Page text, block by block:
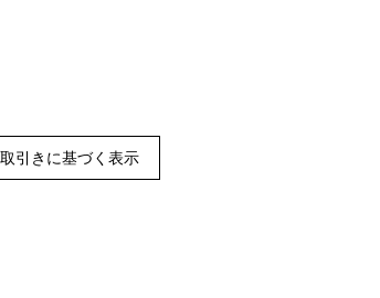
引きに基づく表示